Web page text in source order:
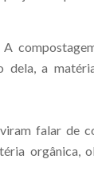
A
dela, a
falar de
orgânica,